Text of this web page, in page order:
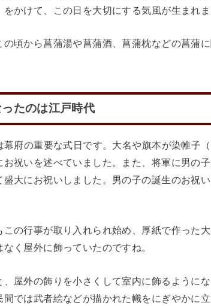
かけて、この日を大切にする気風が生まれま
頃から菖蒲湯や菖蒲酒、菖蒲枕などの菖蒲
たのは江戸時代
幕府の重要な式日です。大名や旗本が染帷子
祝いを述べていました。
また、将軍に男の
盛大にお祝いしました。男の子の誕生のお祝
の行事が取り入れられ始め、厚紙で作った
く屋外に飾っていたのですね。
屋外の飾りを小さくして室内に飾るように
では武者絵などが描かれた幟をにぎやかに